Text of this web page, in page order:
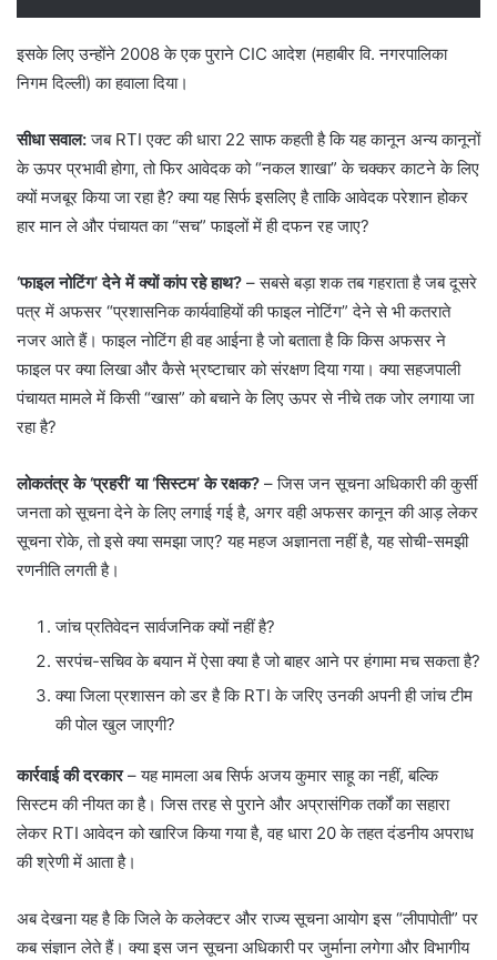
​इसके लिए उन्होंने 2008 के एक पुराने CIC आदेश (महाबीर वि. नगरपालिका
निगम दिल्ली) का हवाला दिया।
सीधा सवाल:जब RTI एक्ट की धारा 22 साफ कहती है कि यह कानून अन्य कानूनों
के ऊपर प्रभावी होगा, तो फिर आवेदक को “नकल शाखा” के चक्कर काटने के लिए
क्यों मजबूर किया जा रहा है? क्या यह सिर्फ इसलिए है ताकि आवेदक परेशान होकर
हार मान ले और पंचायत का “सच” फाइलों में ही दफन रह जाए?
‘फाइल नोटिंग’ देने में क्यों कांप रहे हाथ? – सबसे बड़ा शक तब गहराता है जब दूसरे
पत्र में अफसर “प्रशासनिक कार्यवाहियों की फाइल नोटिंग” देने से भी कतराते
नजर आते हैं। फाइल नोटिंग ही वह आईना है जो बताता है कि किस अफसर ने
फाइल पर क्या लिखा और कैसे भ्रष्टाचार को संरक्षण दिया गया। क्या सहजपाली
पंचायत मामले में किसी “खास” को बचाने के लिए ऊपर से नीचे तक जोर लगाया जा
रहा है?
लोकतंत्र के ‘प्रहरी’ या ‘सिस्टम’ के रक्षक? – ​जिस जन सूचना अधिकारी की कुर्सी
जनता को सूचना देने के लिए लगाई गई है, अगर वही अफसर कानून की आड़ लेकर
सूचना रोके, तो इसे क्या समझा जाए? यह महज अज्ञानता नहीं है, यह सोची-समझी
रणनीति लगती है।
​जांच प्रतिवेदन सार्वजनिक क्यों नहीं है?
​सरपंच-सचिव के बयान में ऐसा क्या है जो बाहर आने पर हंगामा मच सकता है?
​क्या जिला प्रशासन को डर है कि RTI के जरिए उनकी अपनी ही जांच टीम
की पोल खुल जाएगी?
कार्रवाई की दरकार– ​यह मामला अब सिर्फ अजय कुमार साहू का नहीं, बल्कि
सिस्टम की नीयत का है। जिस तरह से पुराने और अप्रासंगिक तर्कों का सहारा
लेकर RTI आवेदन को खारिज किया गया है, वह धारा 20 के तहत दंडनीय अपराध
की श्रेणी में आता है।
​अब देखना यह है कि जिले के कलेक्टर और राज्य सूचना आयोग इस “लीपापोती” पर
कब संज्ञान लेते हैं। क्या इस जन सूचना अधिकारी पर जुर्माना लगेगा और विभागीय